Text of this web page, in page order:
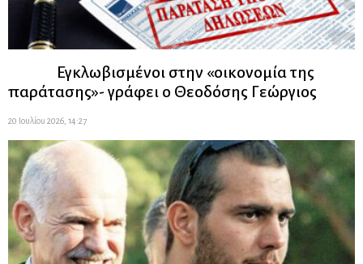
Εγκλωβισμένοι στην «οικονομία της
παράτασης»- γράφει ο Θεοδόσης Γεώργιος
20 Ιουλίου 2026, 14:27